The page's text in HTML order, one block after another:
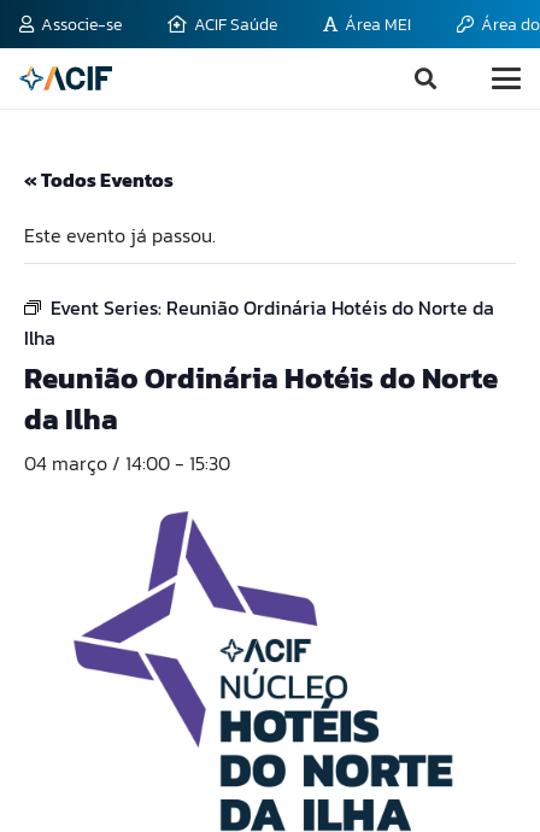
Associe-se ACIF Saúde Área MEI Área
« Todos Eventos
Este evento já passou.
Event Series: Reunião Ordinária Hotéis do Norte da
Ilha
Reunião Ordinária Hotéis do Norte
da Ilha
04 março / 14:00- 15:30